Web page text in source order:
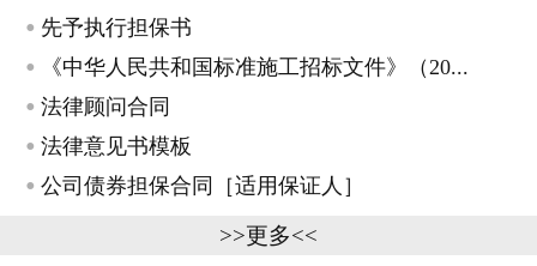
· 先予执行担保书
· 《中华人民共和国标准施工招标文件》（20...
· 法律顾问合同
· 法律意见书模板
· 公司债券担保合同［适用保证人］
>>更多<<